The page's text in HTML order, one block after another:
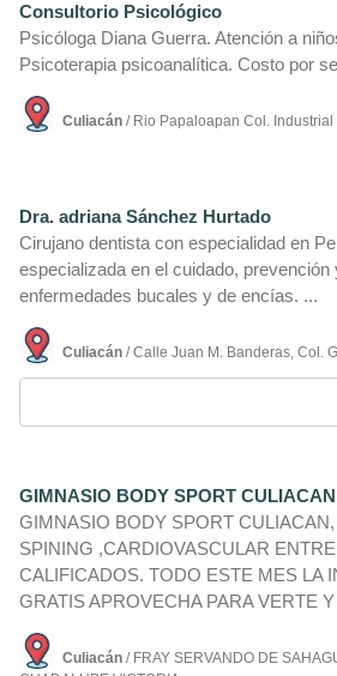
Consultorio Psicológico
Psicóloga Diana Guerra. Atención a
Psicoterapia psicoanalí­tica. Costo por
Culiacán / Rio Papaloapan Col. Industrial
Dra. adriana Sánchez Hurtado
Cirujano dentista con especialidad en
especializada en el cuidado, prevención
enfermedades bucales y de encí­as. ...
Culiacán / Calle Juan M. Banderas, Col.
GIMNASIO BODY SPORT CULIACAN
GIMNASIO BODY SPORT
SPINING ,CARDIOVASCULAR
CALIFICADOS. TODO ESTE MES LA
GRATIS APROVECHA PARA VERTE Y
Culiacán / FRAY SERVANDO DE